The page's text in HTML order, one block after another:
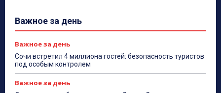
Важное за день
Важное за день
Сочи встретил 4 миллиона гостей: безопасность туристов
под особым контролем
Важное за день